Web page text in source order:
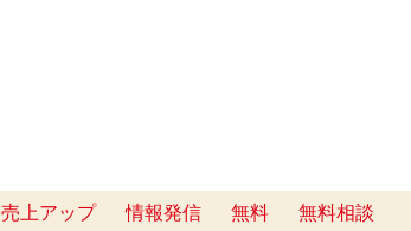
売上アップ 情報発信 無料
無料相談